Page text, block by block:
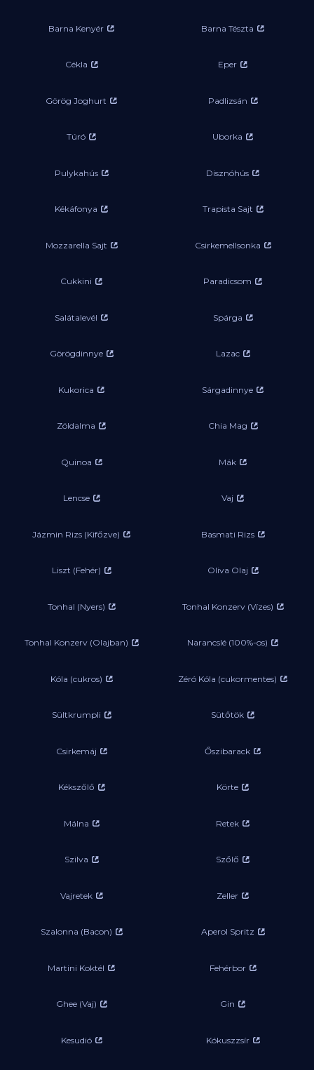
Barna Kenyér Barna Tészta
Cékla Eper
Görög Joghurt Padlizsán
Túró Uborka
Pulykahús Disznóhús
Kékáfonya Trapista Sajt
Mozzarella Sajt Csirkemellsonka
Cukkini Paradicsom
Salátalevél Spárga
Görögdinnye Lazac
Kukorica Sárgadinnye
Zöldalma Chia Mag
Quinoa Mák
Lencse Vaj
Jázmin Rizs (Kifőzve) Basmati Rizs
Liszt (Fehér) Oliva Olaj
Tonhal (Nyers) Tonhal Konzerv (Vízes)
Tonhal Konzerv (Olajban) Narancslé (100%-os)
Kóla (cukros) Zéró Kóla (cukormentes)
Sültkrumpli Sütőtök
Csirkemáj Őszibarack
Kékszőlő Körte
Málna Retek
Szilva Szőlő
Vajretek Zeller
Szalonna (Bacon) Aperol Spritz
Martini Koktél Fehérbor
Ghee (Vaj) Gin
Kesudió Kókuszzsír